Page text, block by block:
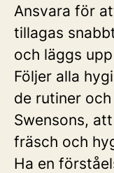
Ansvara för
tillagas
och läggs
Följer alla
de rutiner
Swensons,
fräsch och
Ha en